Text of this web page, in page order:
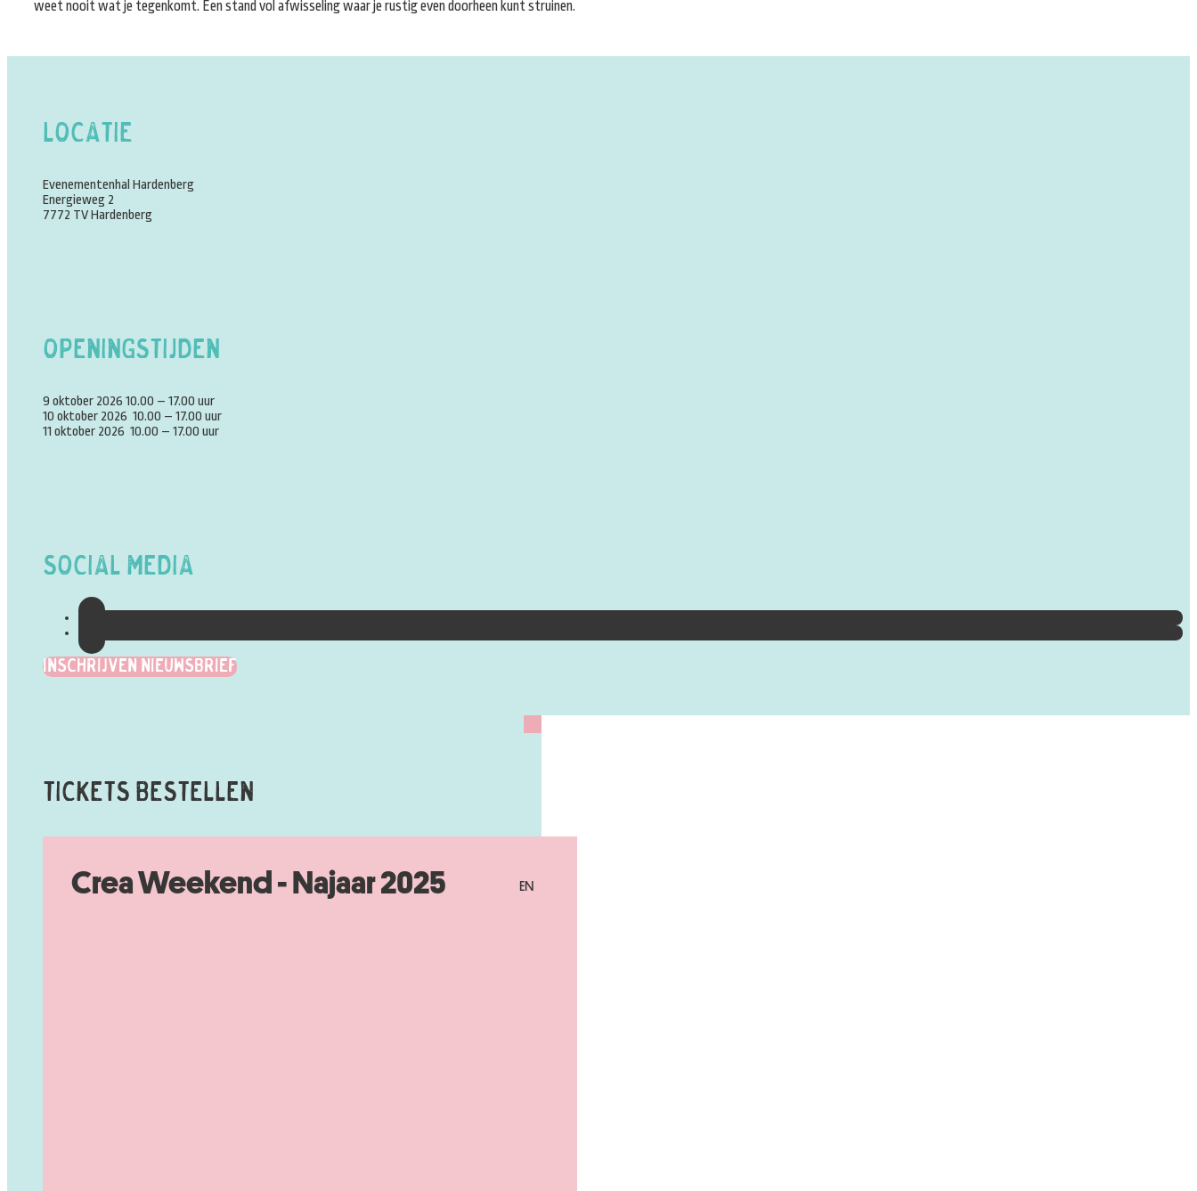
weet nooit wat je tegenkomt. Een stand vol afwisseling waar je rustig even doorheen kunt struinen.
Locatie
Evenementenhal Hardenberg
Energieweg 2
7772 TV Hardenberg
Openingstijden
9 oktober 2026 10.00 – 17.00 uur
10 oktober 2026 10.00 – 17.00 uur
11 oktober 2026 10.00 – 17.00 uur
Social Media
Inschrijven Nieuwsbrief
Tickets Bestellen